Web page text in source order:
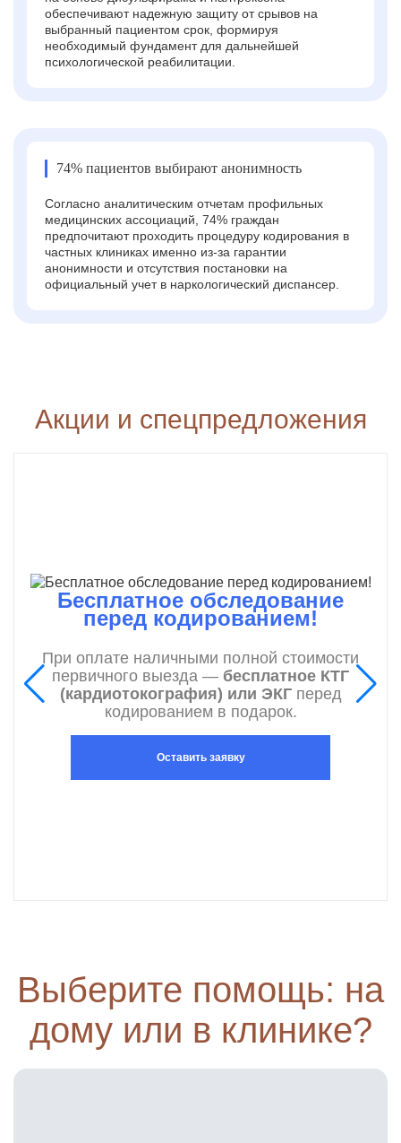
обеспечивают надежную защиту от срывов на
выбранный пациентом срок, формируя
необходимый фундамент для дальнейшей
психологической реабилитации.
74% пациентов выбирают анонимность
Согласно аналитическим отчетам профильных
медицинских ассоциаций, 74% граждан
предпочитают проходить процедуру кодирования в
частных клиниках именно из-за гарантии
анонимности и отсутствия постановки на
официальный учет в наркологический диспансер.
Акции и спецпредложения
Бесплатное обследование
перед кодированием!
При оплате наличными полной стоимости
первичного выезда — бесплатное КТГ
(кардиотокография) или ЭКГперед
кодированием в подарок.
Оставить заявку
Выберите помощь: на
дому или в клинике?